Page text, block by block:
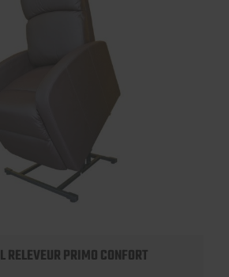
RELEVEUR PRIMO CONFORT